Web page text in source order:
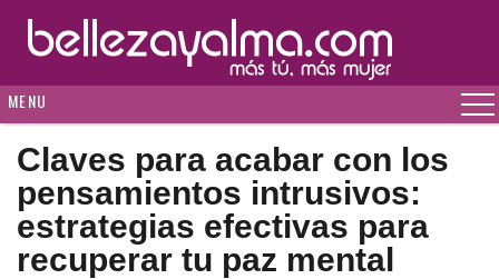
MENU
Claves para acabar con los
pensamientos intrusivos:
estrategias efectivas para
recuperar tu paz mental